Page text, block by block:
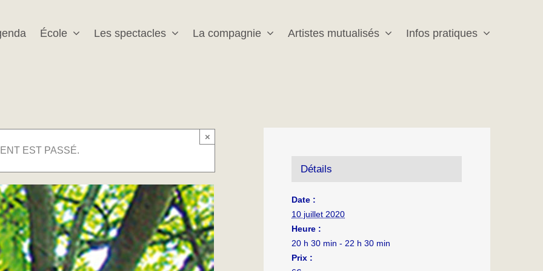
École Les spectacles La compagnie Artistes mutualisés Infos pratiques
EST PASSÉ.
×
Détails
Date :
10 juillet 2020
Heure :
20 h 30 min - 22 h 30 min
Prix :